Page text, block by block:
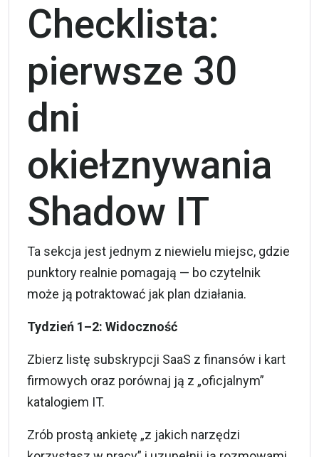
Checklista:
pierwsze 30
dni
okiełznywania
Shadow IT
Ta sekcja jest jednym z niewielu miejsc, gdzie
punktory realnie pomagają — bo czytelnik
może ją potraktować jak plan działania.
Tydzień 1–2: Widoczność
Zbierz listę subskrypcji SaaS z finansów i kart
firmowych oraz porównaj ją z „oficjalnym”
katalogiem IT.
Zrób prostą ankietę „z jakich narzędzi